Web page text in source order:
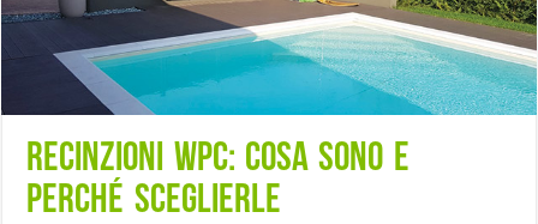
Recinzioni WPC: cosa sono e
perché sceglierle